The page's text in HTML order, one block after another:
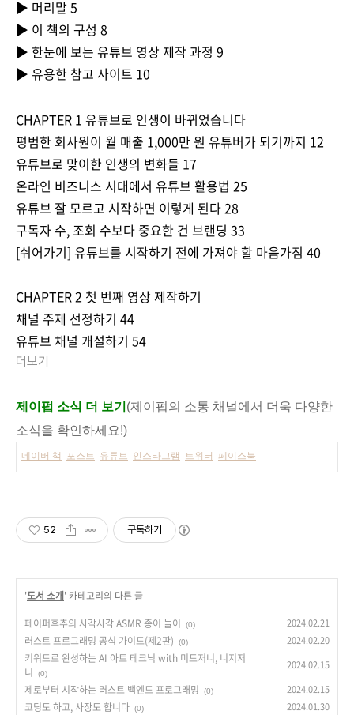
▶ 머리말 5
▶ 이 책의 구성 8
▶ 한눈에 보는 유튜브 영상 제작 과정 9
▶ 유용한 참고 사이트 10
CHAPTER 1 유튜브로 인생이 바뀌었습니다
평범한 회사원이 월 매출 1,000만 원 유튜버가 되기까지 12
유튜브로 맞이한 인생의 변화들 17
온라인 비즈니스 시대에서 유튜브 활용법 25
유튜브 잘 모르고 시작하면 이렇게 된다 28
구독자 수, 조회 수보다 중요한 건 브랜딩 33
[쉬어가기] 유튜브를 시작하기 전에 가져야 할 마음가짐 40
CHAPTER 2 첫 번째 영상 제작하기
채널 주제 선정하기 44
유튜브 채널 개설하기 54
더보기
제이펍 소식 더 보기 (제이펍의 소통 채널에서 더욱 다양한
소식을 확인하세요!)
네이버 책 포스트 유튜브 인스타그램 트위터 페이스북
52 구독하기
'도서 소개' 카테고리의 다른 글
페이퍼후추의 사각사각 ASMR 종이 놀이
(0) 2024.02.21
러스트 프로그래밍 공식 가이드(제2판) (0) 2024.02.20
키워드로 완성하는 AI 아트 테크닉 with 미드저니, 니지저
니
(0)
2024.02.15
제로부터 시작하는 러스트 백엔드 프로그래밍 (0) 2024.02.15
코딩도 하고, 사장도 합니다 (0) 2024.01.30